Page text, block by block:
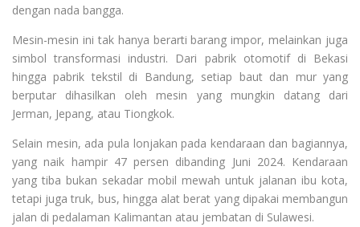
dengan nada bangga.
Mesin-mesin ini tak hanya berarti barang impor, melainkan juga
simbol transformasi industri. Dari pabrik otomotif di Bekasi
hingga pabrik tekstil di Bandung, setiap baut dan mur yang
berputar dihasilkan oleh mesin yang mungkin datang dari
Jerman, Jepang, atau Tiongkok.
Selain mesin, ada pula lonjakan pada kendaraan dan bagiannya,
yang naik hampir 47 persen dibanding Juni 2024. Kendaraan
yang tiba bukan sekadar mobil mewah untuk jalanan ibu kota,
tetapi juga truk, bus, hingga alat berat yang dipakai membangun
jalan di pedalaman Kalimantan atau jembatan di Sulawesi.